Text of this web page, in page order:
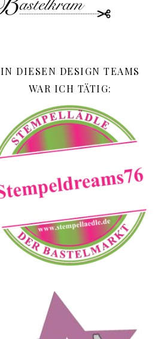
IN DIESEN DESIGN TEAMS
WAR ICH TÄTIG: